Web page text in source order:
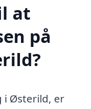
at
på
i Østerild, er